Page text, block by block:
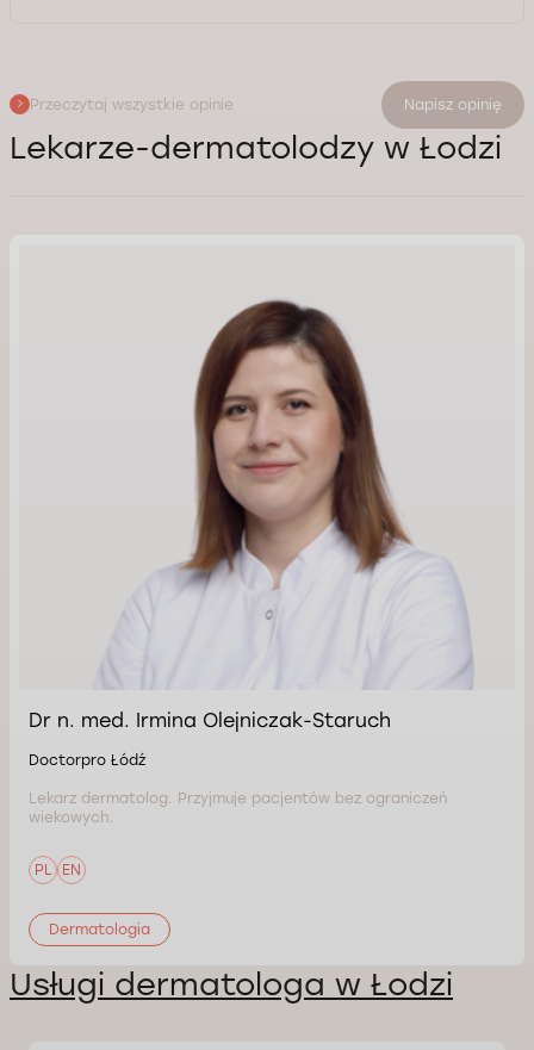
Przeczytaj wszystkie opinie Napisz opinię
Lekarze-dermatolodzy w Łodzi
Dr n. med. Irmina Olejniczak-Staruch
Doctorpro Łódź
Lekarz dermatolog. Przyjmuje pacjentów bez ograniczeń
wiekowych.
PL EN
Dermatologia
Usługi dermatologa w Łodzi